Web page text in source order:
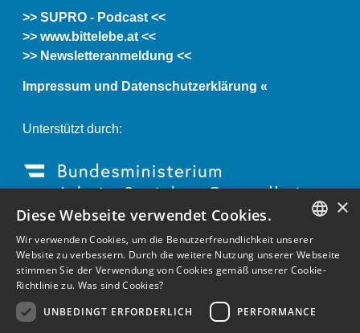
>> SUPRO - Podcast <<
>> www.bittelebe.at <<
>> Newsletteranmeldung <<
Impressum und Datenschutzerklärung «
Unterstützt durch:
GERMAN
ENGLISH
×
Diese Webseite verwendet Cookies.
Wir verwenden Cookies, um die Benutzerfreundlichkeit unserer
Website zu verbessern. Durch die weitere Nutzung unserer Webseite
stimmen Sie der Verwendung von Cookies gemäß unserer Cookie-
Richtlinie zu. Was sind Cookies?
UNBEDINGT ERFORDERLICH
PERFORMANCE